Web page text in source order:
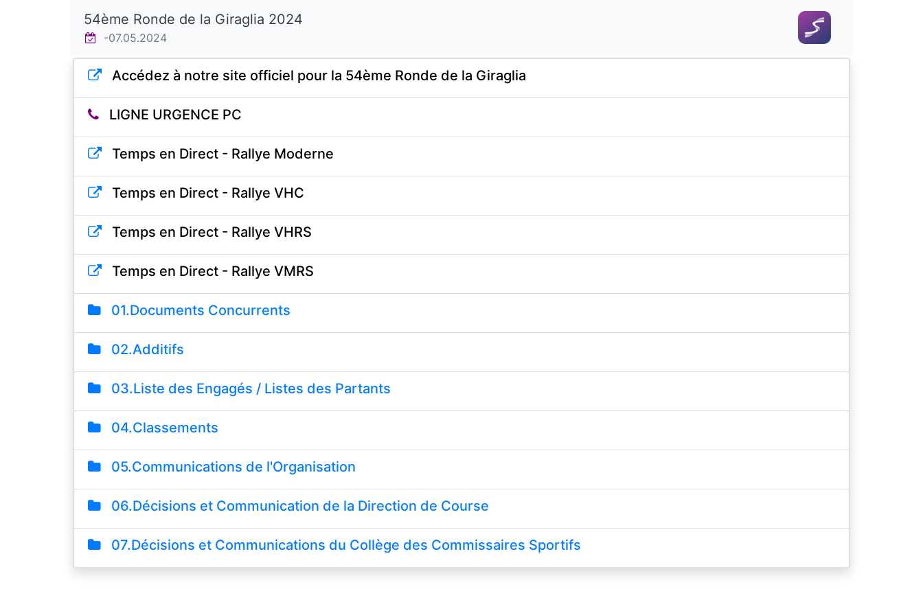
54ème Ronde de la Giraglia 2024
-07.05.2024
Accédez à notre site officiel pour la 54ème Ronde de la Giraglia
LIGNE URGENCE PC
Temps en Direct - Rallye Moderne
Temps en Direct - Rallye VHC
Temps en Direct - Rallye VHRS
Temps en Direct - Rallye VMRS
01.Documents Concurrents
02.Additifs
03.Liste des Engagés / Listes des Partants
04.Classements
05.Communications de l'Organisation
06.Décisions et Communication de la Direction de Course
07.Décisions et Communications du Collège des Commissaires Sportifs